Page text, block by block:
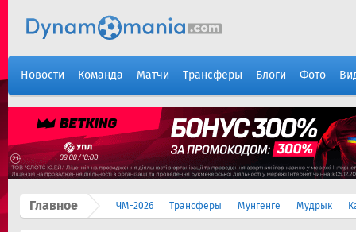
Новости Команда Матчи Трансферы Блоги Фото
Главное ЧМ-2026 Трансферы Мунгенге Мудрык